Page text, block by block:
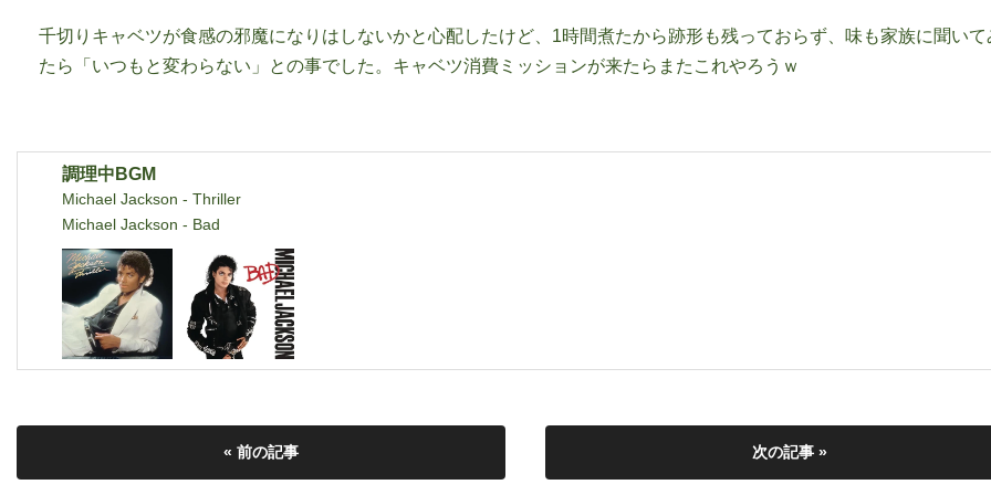
千切りキャベツが食感の邪魔になりはしないかと心配したけど、1時間煮たから跡形も残っておらず、味も家族に聞いて
たら「いつもと変わらない」との事でした。キャベツ消費ミッションが来たらまたこれやろうｗ
調理中BGM
Michael Jackson - Thriller
Michael Jackson - Bad
« 前の記事 次の記事 »